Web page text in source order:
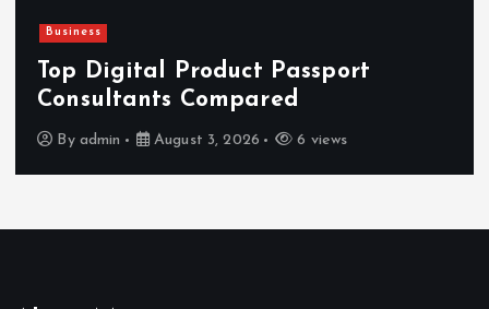
Business
Top Digital Product Passport
Consultants Compared
By admin August 3, 2026 6 views